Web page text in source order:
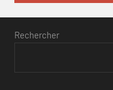
Rechercher